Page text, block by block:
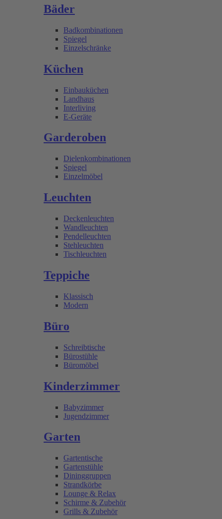
Bäder
Badkombinationen
Spiegel
Einzelschränke
Küchen
Einbauküchen
Landhaus
Interliving
E-Geräte
Garderoben
Dielenkombinationen
Spiegel
Einzelmöbel
Leuchten
Deckenleuchten
Wandleuchten
Pendelleuchten
Stehleuchten
Tischleuchten
Teppiche
Klassisch
Modern
Büro
Schreibtische
Bürostühle
Büromöbel
Kinderzimmer
Babyzimmer
Jugendzimmer
Garten
Gartentische
Gartenstühle
Dininggruppen
Strandkörbe
Lounge & Relax
Schirme & Zubehör
Grills & Zubehör